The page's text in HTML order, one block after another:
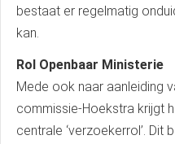
bestaat er regelmatig
kan.
Rol Openbaar Ministerie
Mede ook naar aanleiding
commissie-Hoekstra krijgt
centrale ‘verzoekerrol’. Dit